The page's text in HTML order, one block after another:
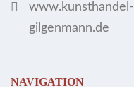
www.kunsthandel-
gilgenmann.de
NAVIGATION